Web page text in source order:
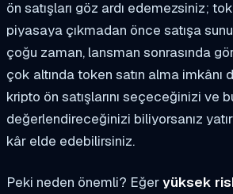
ön satışları göz ardı edemezsiniz;
piyasaya çıkmadan önce satışa
çoğu zaman, lansman sonrasında
çok altında token satın alma imkânı
kripto ön satışlarını seçeceğinizi ve
değerlendireceğinizi biliyorsanız
kâr elde edebilirsiniz.
Peki neden önemli? Eğeryüksek